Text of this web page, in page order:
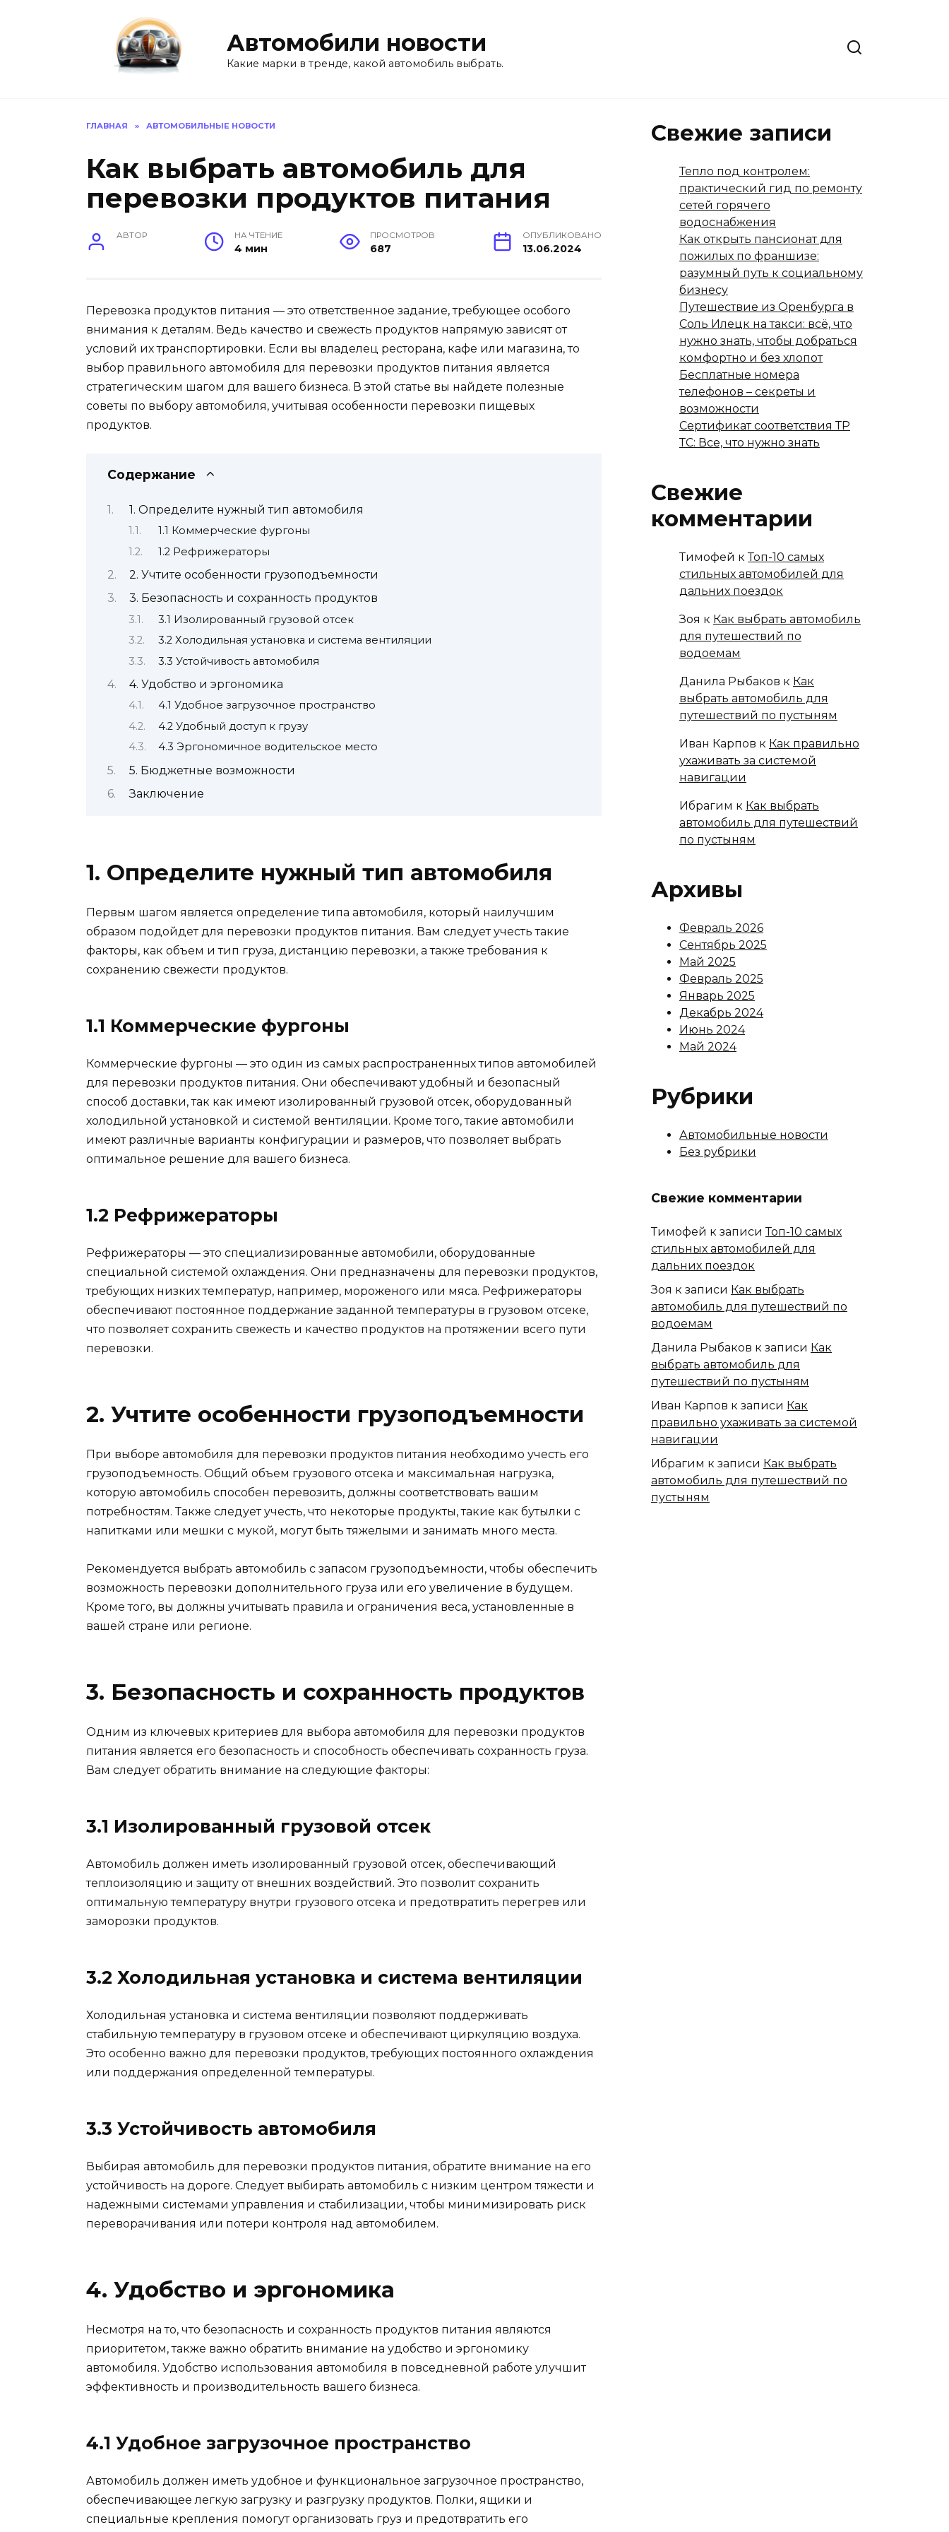
Автомобили новости
Какие марки в тренде, какой автомобиль выбрать.
ГЛАВНАЯ » АВТОМОБИЛЬНЫЕ НОВОСТИ
Как выбрать автомобиль для
перевозки продуктов питания
АВТОР НА ЧТЕНИЕ
4 мин
ПРОСМОТРОВ
687
ОПУБЛИКОВАНО
13.06.2024
Перевозка продуктов питания — это ответственное задание, требующее особого
внимания к деталям. Ведь качество и свежесть продуктов напрямую зависят от
условий их транспортировки. Если вы владелец ресторана, кафе или магазина, то
выбор правильного автомобиля для перевозки продуктов питания является
стратегическим шагом для вашего бизнеса. В этой статье вы найдете полезные
советы по выбору автомобиля, учитывая особенности перевозки пищевых
продуктов.
Содержание
1. Определите нужный тип автомобиля
1.1 Коммерческие фургоны
1.2 Рефрижераторы
2. Учтите особенности грузоподъемности
3. Безопасность и сохранность продуктов
3.1 Изолированный грузовой отсек
3.2 Холодильная установка и система вентиляции
3.3 Устойчивость автомобиля
4. Удобство и эргономика
4.1 Удобное загрузочное пространство
4.2 Удобный доступ к грузу
4.3 Эргономичное водительское место
5. Бюджетные возможности
Заключение
1. Определите нужный тип автомобиля
Первым шагом является определение типа автомобиля, который наилучшим
образом подойдет для перевозки продуктов питания. Вам следует учесть такие
факторы, как объем и тип груза, дистанцию перевозки, а также требования к
сохранению свежести продуктов.
1.1 Коммерческие фургоны
Коммерческие фургоны — это один из самых распространенных типов автомобилей
для перевозки продуктов питания. Они обеспечивают удобный и безопасный
способ доставки, так как имеют изолированный грузовой отсек, оборудованный
холодильной установкой и системой вентиляции. Кроме того, такие автомобили
имеют различные варианты конфигурации и размеров, что позволяет выбрать
оптимальное решение для вашего бизнеса.
1.2 Рефрижераторы
Рефрижераторы — это специализированные автомобили, оборудованные
специальной системой охлаждения. Они предназначены для перевозки продуктов,
требующих низких температур, например, мороженого или мяса. Рефрижераторы
обеспечивают постоянное поддержание заданной температуры в грузовом отсеке,
что позволяет сохранить свежесть и качество продуктов на протяжении всего пути
перевозки.
2. Учтите особенности грузоподъемности
При выборе автомобиля для перевозки продуктов питания необходимо учесть его
грузоподъемность. Общий объем грузового отсека и максимальная нагрузка,
которую автомобиль способен перевозить, должны соответствовать вашим
потребностям. Также следует учесть, что некоторые продукты, такие как бутылки с
напитками или мешки с мукой, могут быть тяжелыми и занимать много места.
Рекомендуется выбрать автомобиль с запасом грузоподъемности, чтобы обеспечить
возможность перевозки дополнительного груза или его увеличение в будущем.
Кроме того, вы должны учитывать правила и ограничения веса, установленные в
вашей стране или регионе.
3. Безопасность и сохранность продуктов
Одним из ключевых критериев для выбора автомобиля для перевозки продуктов
питания является его безопасность и способность обеспечивать сохранность груза.
Вам следует обратить внимание на следующие факторы:
3.1 Изолированный грузовой отсек
Автомобиль должен иметь изолированный грузовой отсек, обеспечивающий
теплоизоляцию и защиту от внешних воздействий. Это позволит сохранить
оптимальную температуру внутри грузового отсека и предотвратить перегрев или
заморозки продуктов.
3.2 Холодильная установка и система вентиляции
Холодильная установка и система вентиляции позволяют поддерживать
стабильную температуру в грузовом отсеке и обеспечивают циркуляцию воздуха.
Это особенно важно для перевозки продуктов, требующих постоянного охлаждения
или поддержания определенной температуры.
3.3 Устойчивость автомобиля
Выбирая автомобиль для перевозки продуктов питания, обратите внимание на его
устойчивость на дороге. Следует выбирать автомобиль с низким центром тяжести и
надежными системами управления и стабилизации, чтобы минимизировать риск
переворачивания или потери контроля над автомобилем.
4. Удобство и эргономика
Несмотря на то, что безопасность и сохранность продуктов питания являются
приоритетом, также важно обратить внимание на удобство и эргономику
автомобиля. Удобство использования автомобиля в повседневной работе улучшит
эффективность и производительность вашего бизнеса.
4.1 Удобное загрузочное пространство
Автомобиль должен иметь удобное и функциональное загрузочное пространство,
обеспечивающее легкую загрузку и разгрузку продуктов. Полки, ящики и
специальные крепления помогут организовать груз и предотвратить его
Свежие записи
Тепло под контролем:
практический гид по ремонту
сетей горячего
водоснабжения
Как открыть пансионат для
пожилых по франшизе:
разумный путь к социальному
бизнесу
Путешествие из Оренбурга в
Соль Илецк на такси: всё, что
нужно знать, чтобы добраться
комфортно и без хлопот
Бесплатные номера
телефонов – секреты и
возможности
Сертификат соответствия ТР
ТС: Все, что нужно знать
Свежие
комментарии
Тимофей кТоп-10 самых
стильных автомобилей для
дальних поездок
Зоя к Как выбрать автомобиль
для путешествий по
водоемам
Данила Рыбаков к Как
выбрать автомобиль для
путешествий по пустыням
Иван Карпов к Как правильно
ухаживать за системой
навигации
Ибрагим к Как выбрать
автомобиль для путешествий
по пустыням
Архивы
Февраль 2026
Сентябрь 2025
Май 2025
Февраль 2025
Январь 2025
Декабрь 2024
Июнь 2024
Май 2024
Рубрики
Автомобильные новости
Без рубрики
Свежие комментарии
Тимофей к записиТоп-10 самых
стильных автомобилей для
дальних поездок
Зоя к записи Как выбрать
автомобиль для путешествий по
водоемам
Данила Рыбаков к записи Как
выбрать автомобиль для
путешествий по пустыням
Иван Карпов к записи Как
правильно ухаживать за системой
навигации
Ибрагим к записи Как выбрать
автомобиль для путешествий по
пустыням